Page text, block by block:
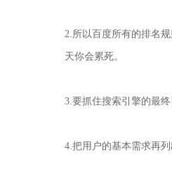
2.所以百度所有的排名
天你会累死。
3.要抓住搜索引擎的最
4.把用户的基本需求再